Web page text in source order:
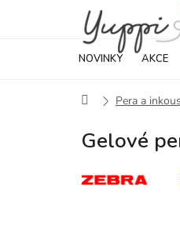
NOVINKY AKCE
DomůPera a
Gelové